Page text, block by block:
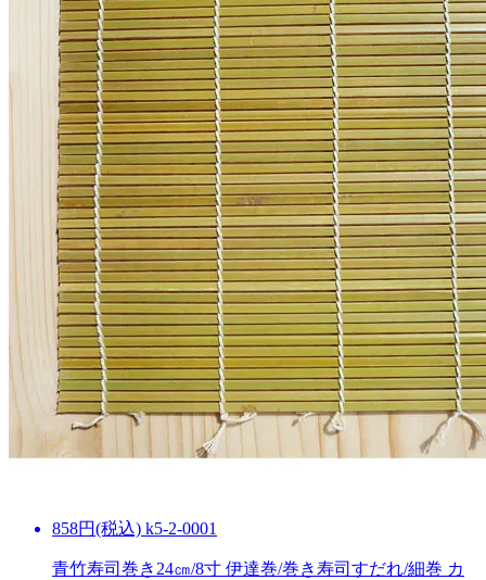
858円(税込) k5-2-0001
青竹寿司巻き24㎝/8寸 伊達巻/巻き寿司すだれ/細巻 カ